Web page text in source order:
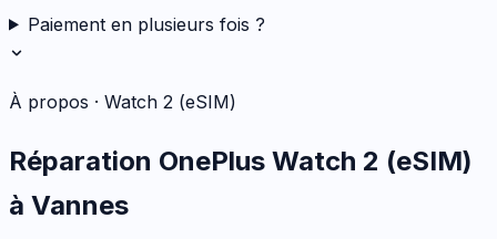
Paiement en plusieurs fois ?
À propos · Watch 2 (eSIM)
Réparation OnePlus Watch 2 (eSIM)
à Vannes